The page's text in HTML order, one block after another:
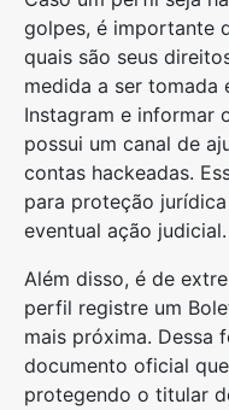
golpes, é importante
quais são seus
medida a ser
Instagram e informar
possui um canal de
contas hackeadas.
para proteção
eventual ação judicial.
Além disso, é de
perfil registre um
mais próxima. Dessa
documento oficial
protegendo o titular